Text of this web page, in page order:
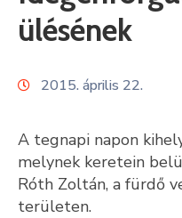
Közérdekű
Turizmus
Média
Kultúra
ülésének
2015. április 22.
A tegnapi napon
melynek keretein
Róth Zoltán, a fürdő
területen.